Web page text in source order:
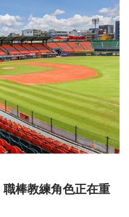
棒教練角色正在重